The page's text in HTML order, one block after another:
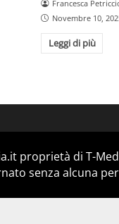
Francesca
Novembre 10,
Leggi di più
proprietà di T-
senza alcuna